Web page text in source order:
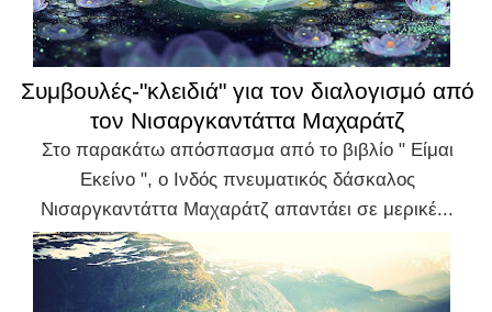
Συμβουλές-"κλειδιά" για τον διαλογισμό από
τον Νισαργκαντάττα Μαχαράτζ
Στο παρακάτω απόσπασμα από το βιβλίο " Είμαι
Εκείνο ", ο Ινδός πνευματικός δάσκαλος
Νισαργκαντάττα Μαχαράτζ απαντάει σε μερικέ...